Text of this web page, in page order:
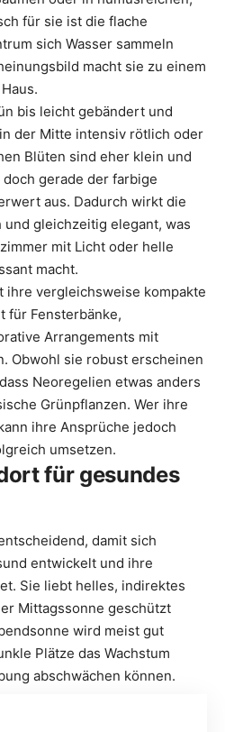
für sie ist die flache
sich Wasser sammeln
macht sie zu einem
bis leicht gebändert und
der Mitte intensiv rötlich oder
Blüten sind eher klein und
gerade der farbige
aus. Dadurch wirkt die
gleichzeitig elegant, was
mit Licht oder helle
macht.
ihre vergleichsweise kompakte
für Fensterbänke,
Arrangements mit
Obwohl sie robust erscheinen
Neoregelien etwas anders
Grünpflanzen. Wer ihre
ihre Ansprüche jedoch
umsetzen.
für gesundes
damit sich
entwickelt und ihre
Sie liebt helles, indirektes
Mittagssonne geschützt
wird meist gut
Plätze das Wachstum
abschwächen können.